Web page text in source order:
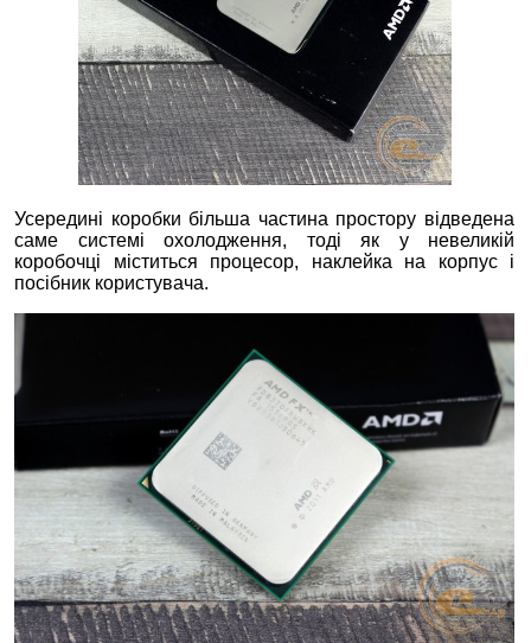
Усередині коробки більша частина простору відведена
саме системі охолодження, тоді як у невеликій
коробочці міститься процесор, наклейка на корпус і
посібник користувача.